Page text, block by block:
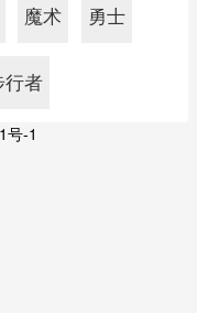
魔术 勇士
行者
号-1